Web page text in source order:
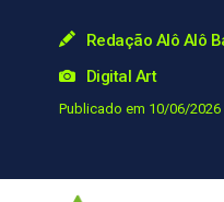
Redação Alô Alô
Digital Art
Publicado em 10/06/2026